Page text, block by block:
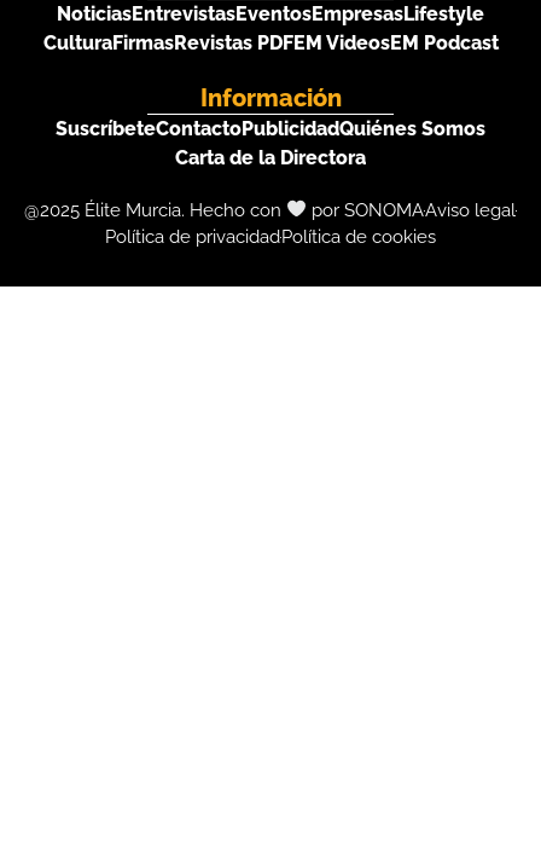
NoticiasEntrevistasEventosEmpresasLifestyle
CulturaFirmasRevistas PDFEM VideosEM Podcast
Información
SuscríbeteContactoPublicidadQuiénes Somos
Carta de la Directora
@2025 Élite Murcia. Hecho con por SONOMAAviso legal
Política de privacidadPolítica de cookies